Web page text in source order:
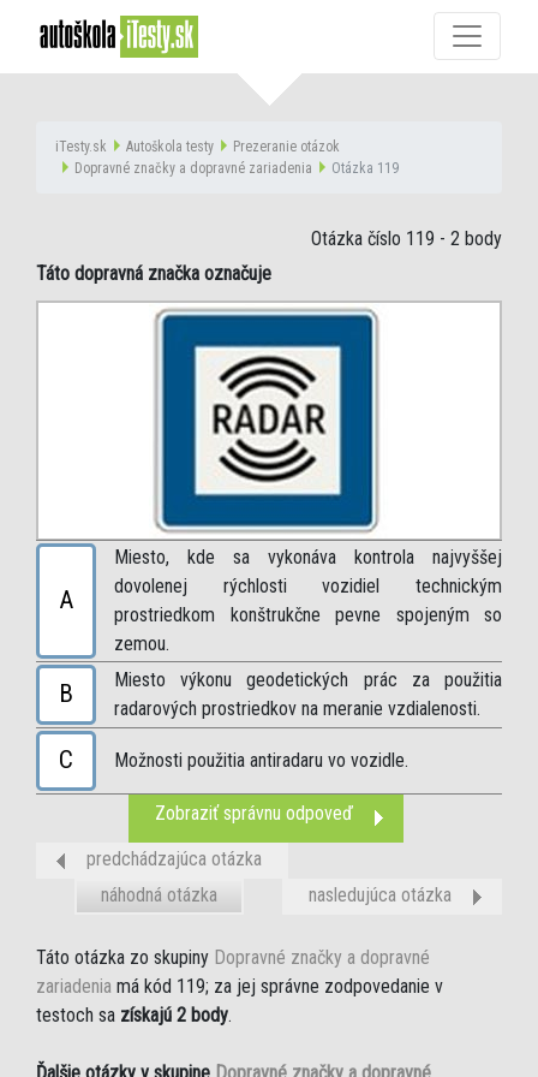
iTesty.sk Autoškola testy
Prezeranie otázok
Dopravné značky a dopravné zariadenia
Otázka 119
Otázka číslo 119 - 2 body
Táto dopravná značka označuje
A
Miesto, kde sa vykonáva kontrola najvyššej
dovolenej rýchlosti vozidiel technickým
prostriedkom konštrukčne pevne spojeným so
zemou.
B
Miesto výkonu geodetických prác za použitia
radarových prostriedkov na meranie vzdialenosti.
C Možnosti použitia antiradaru vo vozidle.
Zobraziť správnu odpoveď
predchádzajúca otázka
nasledujúca otázka
náhodná otázka
Táto otázka zo skupiny Dopravné značky a dopravné
zariadenia má kód 119; za jej správne zodpovedanie v
testoch sa získajú 2 body.